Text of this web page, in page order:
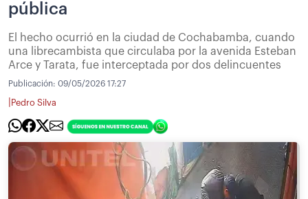
pública
El hecho ocurrió en la ciudad de Cochabamba, cuando
una librecambista que circulaba por la avenida Esteban
Arce y Tarata, fue interceptada por dos delincuentes
Publicación: 09/05/2026 17:27
Pedro Silva